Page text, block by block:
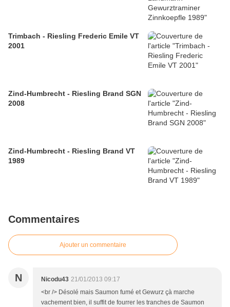
Trimbach - Riesling Frederic Emile VT
2001
Zind-Humbrecht - Riesling Brand SGN
2008
Zind-Humbrecht - Riesling Brand VT
1989
Commentaires
Ajouter un commentaire
N Nicodu43 21/01/2013 09:17
<br /> Désolé mais Saumon fumé et Gewurz çà marche
vachement bien, il suffit de fourrer les tranches de Saumon